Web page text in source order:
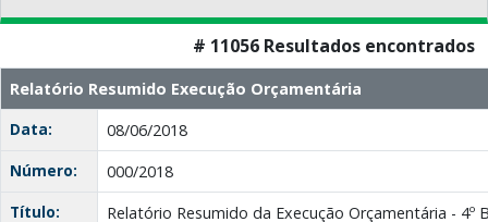
# 11056 Resultados encontrados
Relatório Resumido Execução Orçamentária
Data:
08/06/2018
Número:
000/2018
Título:
Relatório Resumido da Execução Orçamentária - 4º